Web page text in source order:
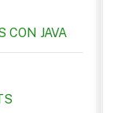
CON JAVA